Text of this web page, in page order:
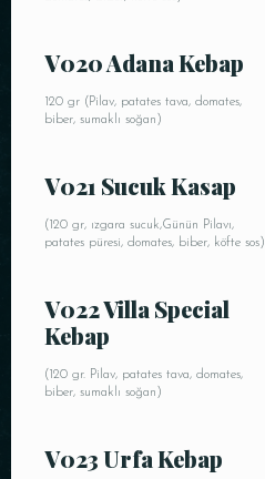
V020 Adana Kebap
120 gr (Pilav, patates tava, domates,
biber, sumaklı soğan)
V021 Sucuk Kasap
(120 gr, ızgara sucuk,Günün Pilavı,
patates püresi, domates, biber, köfte sos)
V022 Villa Special
Kebap
(120 gr. Pilav, patates tava, domates,
biber, sumaklı soğan)
V023 Urfa Kebap